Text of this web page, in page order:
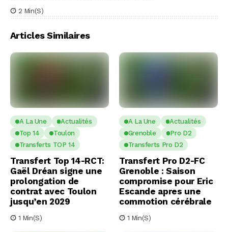
2 Min(s)
Articles Similaires
A La Une
Actualités
Top 14
Toulon
Transferts TOP 14
Transfert Top 14-RCT:
Gaël Dréan signe une
prolongation de
contrat avec Toulon
jusqu’en 2029
1 Min(s)
A La Une
Actualités
Grenoble
Pro D2
Transferts Pro D2
Transfert Pro D2-FC
Grenoble : Saison
compromise pour Eric
Escande apres une
commotion cérébrale
1 Min(s)